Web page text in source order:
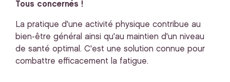
Tous concernés !
La pratique d'une activité physique contribue au
bien-être général ainsi qu'au maintien d'un niveau
de santé optimal. C'est une solution connue pour
combattre efficacement la fatigue.